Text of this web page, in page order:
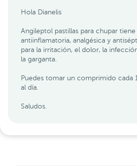
Hola Dianelis
Angileptol pastillas para chupar
antiinflamatoria, analgésica y
para la irritación, el dolor, la
la garganta.
Puedes tomar un comprimido cada
al día.
Saludos.